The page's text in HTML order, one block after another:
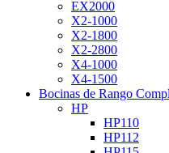
EX2000
X2-1000
X2-1800
X2-2800
X4-1000
X4-1500
Bocinas de Rango
HP
HP110
HP112